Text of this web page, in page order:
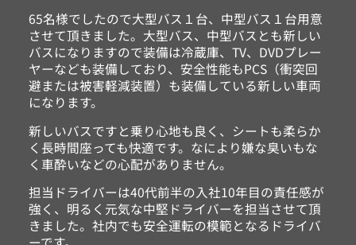
65名様でしたので大型バス１台、中型バス１台用意
させて頂きました。大型バス、中型バスとも新しい
バスになりますので装備は冷蔵庫、TV、DVDプレー
ヤーなども装備しており、安全性能もPCS（衝突回
避または被害軽減装置）も装備している新しい車両
になります。
新しいバスですと乗り心地も良く、シートも柔らか
く長時間座っても快適です。なにより嫌な臭いもな
く車酔いなどの心配がありません。
担当ドライバーは40代前半の入社10年目の責任感が
強く、明るく元気な中堅ドライバーを担当させて頂
きました。社内でも安全運転の模範となるドライバ